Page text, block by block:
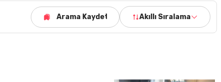
Arama Kaydet Akıllı Sıralama